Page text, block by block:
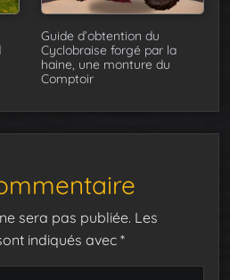
Guide d’obtention du
Cyclobraise forgé par la
haine, une monture du
Comptoir
sera pas publiée. Les
indiqués avec *